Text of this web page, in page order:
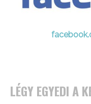
LÉGY EGYEDI A